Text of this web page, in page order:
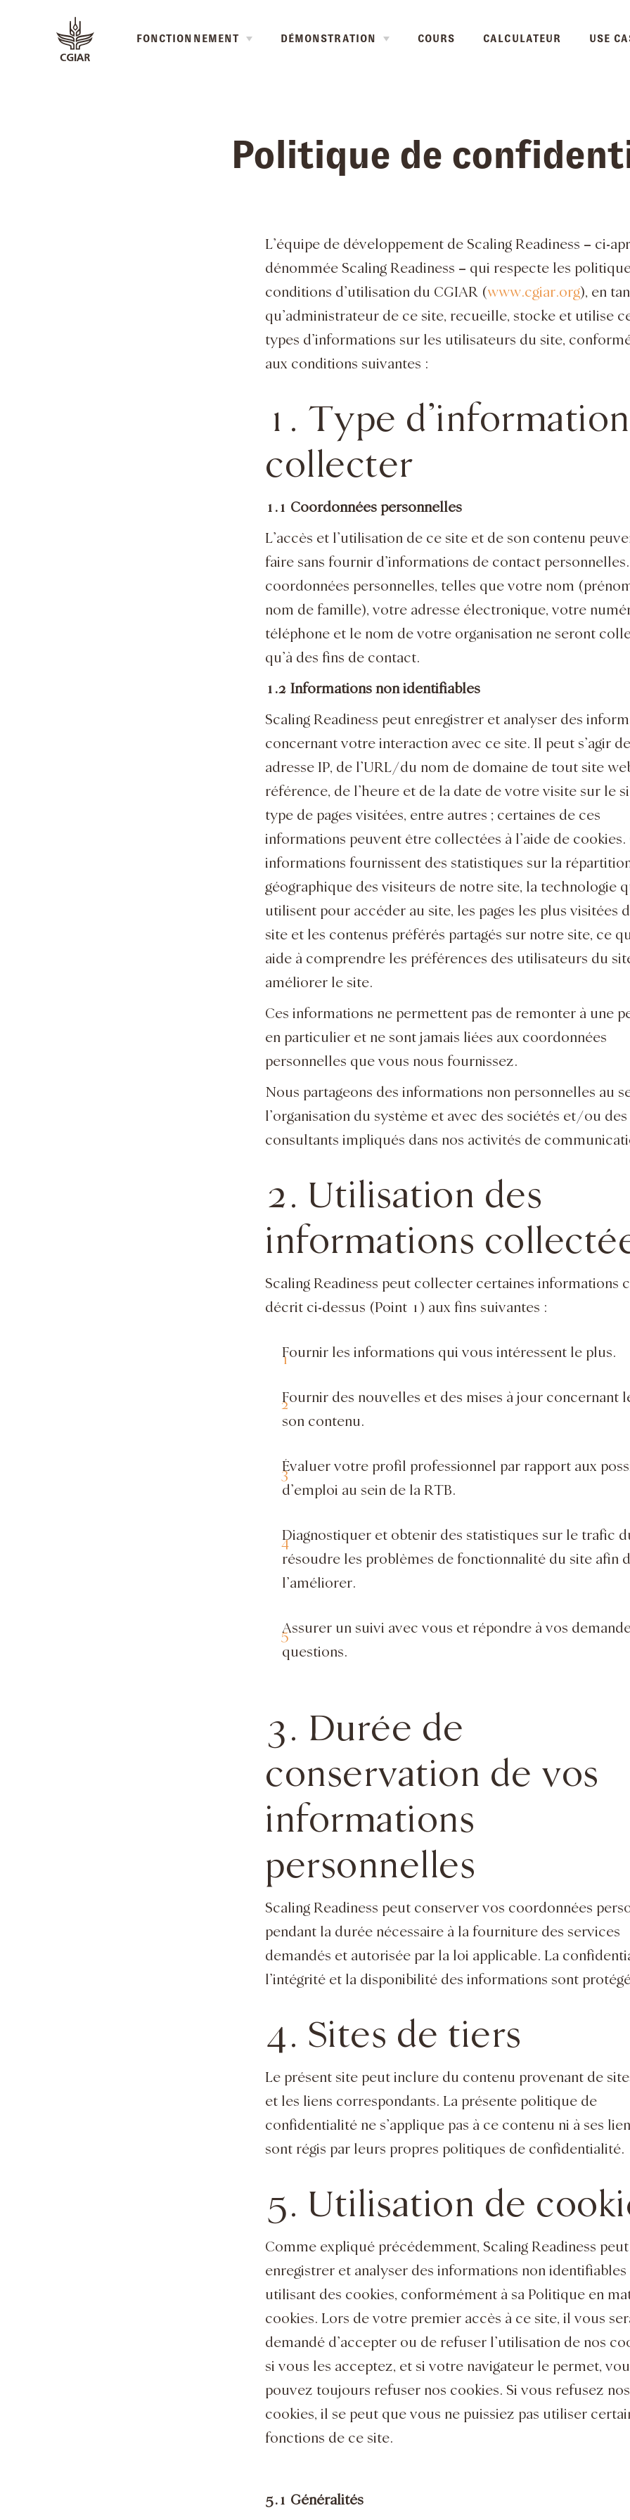
FONCTIONNEMENT DÉMONSTRATION COURS CALCULATEUR USE
Politique de
L’équipe de développement de Scaling Readiness – ci-
dénommée Scaling Readiness – qui respecte les
conditions d’utilisation du CGIAR (www.cgiar.org), en
qu’administrateur de ce site, recueille, stocke et utilise
types d’informations sur les utilisateurs du site,
aux conditions suivantes :
1. Type
collecter
1.1 Coordonnées personnelles
L’accès et l’utilisation de ce site et de son contenu
faire sans fournir d’informations de contact
coordonnées personnelles, telles que votre nom
nom de famille), votre adresse électronique, votre
téléphone et le nom de votre organisation ne seront
qu’à des fins de contact.
1.2 Informations non identifiables
Scaling Readiness peut enregistrer et analyser des
concernant votre interaction avec ce site. Il peut s’agir
adresse IP, de l’URL/du nom de domaine de tout site
référence, de l’heure et de la date de votre visite sur le
type de pages visitées, entre autres ; certaines de ces
informations peuvent être collectées à l’aide de cookies.
informations fournissent des statistiques sur la
géographique des visiteurs de notre site, la technologie
utilisent pour accéder au site, les pages les plus visitées
site et les contenus préférés partagés sur notre site, ce
aide à comprendre les préférences des utilisateurs du
améliorer le site.
Ces informations ne permettent pas de remonter à une
en particulier et ne sont jamais liées aux coordonnées
personnelles que vous nous fournissez.
Nous partageons des informations non personnelles au
l’organisation du système et avec des sociétés et/ou des
consultants impliqués dans nos activités de
2. Utilisation des
informations
Scaling Readiness peut collecter certaines informations
décrit ci-dessus (Point 1) aux fins suivantes :
Fournir les informations qui vous intéressent le plus.
Fournir des nouvelles et des mises à jour concernant
son contenu.
Évaluer votre profil professionnel par rapport aux
d’emploi au sein de la RTB.
Diagnostiquer et obtenir des statistiques sur le trafic
résoudre les problèmes de fonctionnalité du site afin
l’améliorer.
Assurer un suivi avec vous et répondre à vos
questions.
3. Durée de
conservation de vos
informations
personnelles
Scaling Readiness peut conserver vos coordonnées
pendant la durée nécessaire à la fourniture des services
demandés et autorisée par la loi applicable. La
l’intégrité et la disponibilité des informations sont
4. Sites de tiers
Le présent site peut inclure du contenu provenant de
et les liens correspondants. La présente politique de
confidentialité ne s’applique pas à ce contenu ni à ses
sont régis par leurs propres politiques de confidentialité.
5. Utilisation de
Comme expliqué précédemment, Scaling Readiness peut
enregistrer et analyser des informations non identifiables
utilisant des cookies, conformément à sa Politique en
cookies. Lors de votre premier accès à ce site, il vous
demandé d’accepter ou de refuser l’utilisation de nos
si vous les acceptez, et si votre navigateur le permet,
pouvez toujours refuser nos cookies. Si vous refusez nos
cookies, il se peut que vous ne puissiez pas utiliser
fonctions de ce site.
5.1 Généralités